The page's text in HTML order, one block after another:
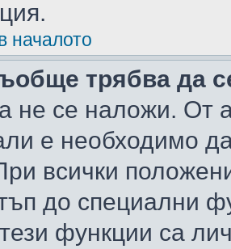
началото
трябва да
не се наложи. От
е необходимо
всички
до специални
функции са